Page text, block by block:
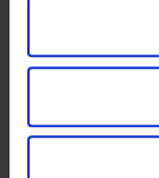
Sell or Share
the website.
browser. For
general
媒体和娱乐
零售、服装
餐饮、旅游